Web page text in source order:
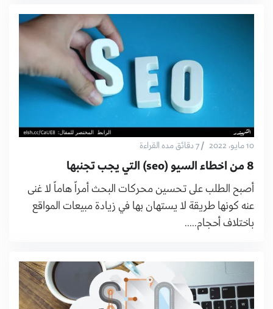
10 مايو، 2022 /7 دقائق مده القراءة
8 من اخطاء السيو (seo) التي يجب تجنبها
أصبح الطلب على تحسين محركات البحث أمراً هاماً لا غنى
عنه كونها طريقة لا يستهان بها في زيادة مبيعات المواقع
باختلاف أحجام.....